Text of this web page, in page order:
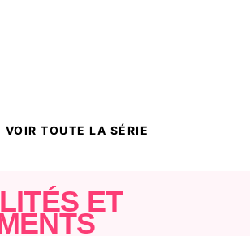
VOIR TOUTE LA SÉRIE
ET